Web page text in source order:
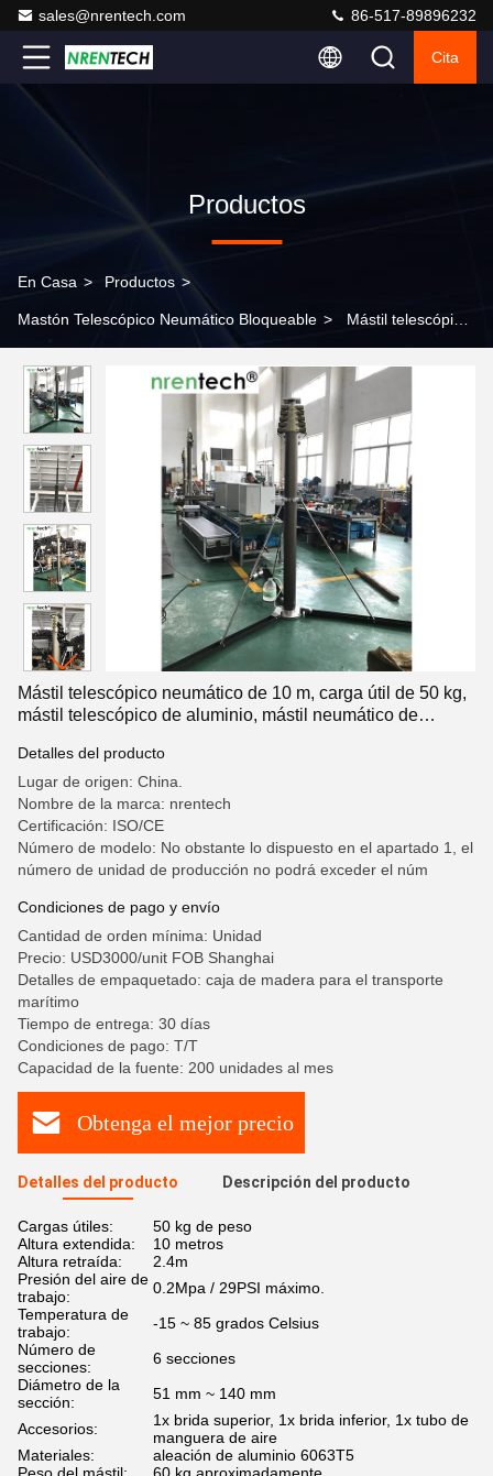
sales@nrentech.com 86-517-89896232
Cita
Productos
En Casa > Productos >
Mastón Telescópico Neumático Bloqueable > Mástil telescópico
aluminio, mástil neumático de bloqueo
Mástil telescópico neumático de 10 m, carga útil de 50 kg,
mástil telescópico de aluminio, mástil neumático de
Detalles del producto
Lugar de origen: China.
Nombre de la marca: nrentech
Certificación: ISO/CE
Número de modelo: No obstante lo dispuesto en el apartado 1, el
número de unidad de producción no podrá exceder el núm
Condiciones de pago y envío
Cantidad de orden mínima: Unidad
Precio: USD3000/unit FOB Shanghai
Detalles de empaquetado: caja de madera para el transporte
marítimo
Tiempo de entrega: 30 días
Condiciones de pago: T/T
Capacidad de la fuente: 200 unidades al mes
Obtenga el mejor precio
Detalles del producto Descripción del producto
Cargas útiles:
50 kg de peso
Altura extendida:
10 metros
Altura retraída:
2.4m
Presión del aire de
trabajo:
0.2Mpa / 29PSI máximo.
Temperatura de
trabajo:
-15 ~ 85 grados Celsius
Número de
secciones:
6 secciones
Diámetro de la
sección:
51 mm ~ 140 mm
Accesorios:
1x brida superior, 1x brida inferior, 1x tubo de
manguera de aire
Materiales:
aleación de aluminio 6063T5